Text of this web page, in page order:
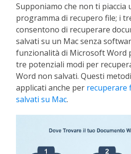
Supponiamo che non ti piaccia
programma di recupero file; i
consentono di recuperare
salvati su un Mac senza
funzionalità di Microsoft Word
tre potenziali modi per
Word non salvati. Questi
applicati anche per recuperare
salvati su Mac.